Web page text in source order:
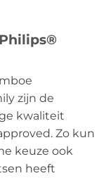
zijn de
kwaliteit
Zo kun
keuze ook
heeft